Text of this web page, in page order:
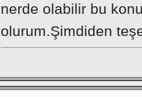
nerde olabilir bu
olurum.Şimdiden